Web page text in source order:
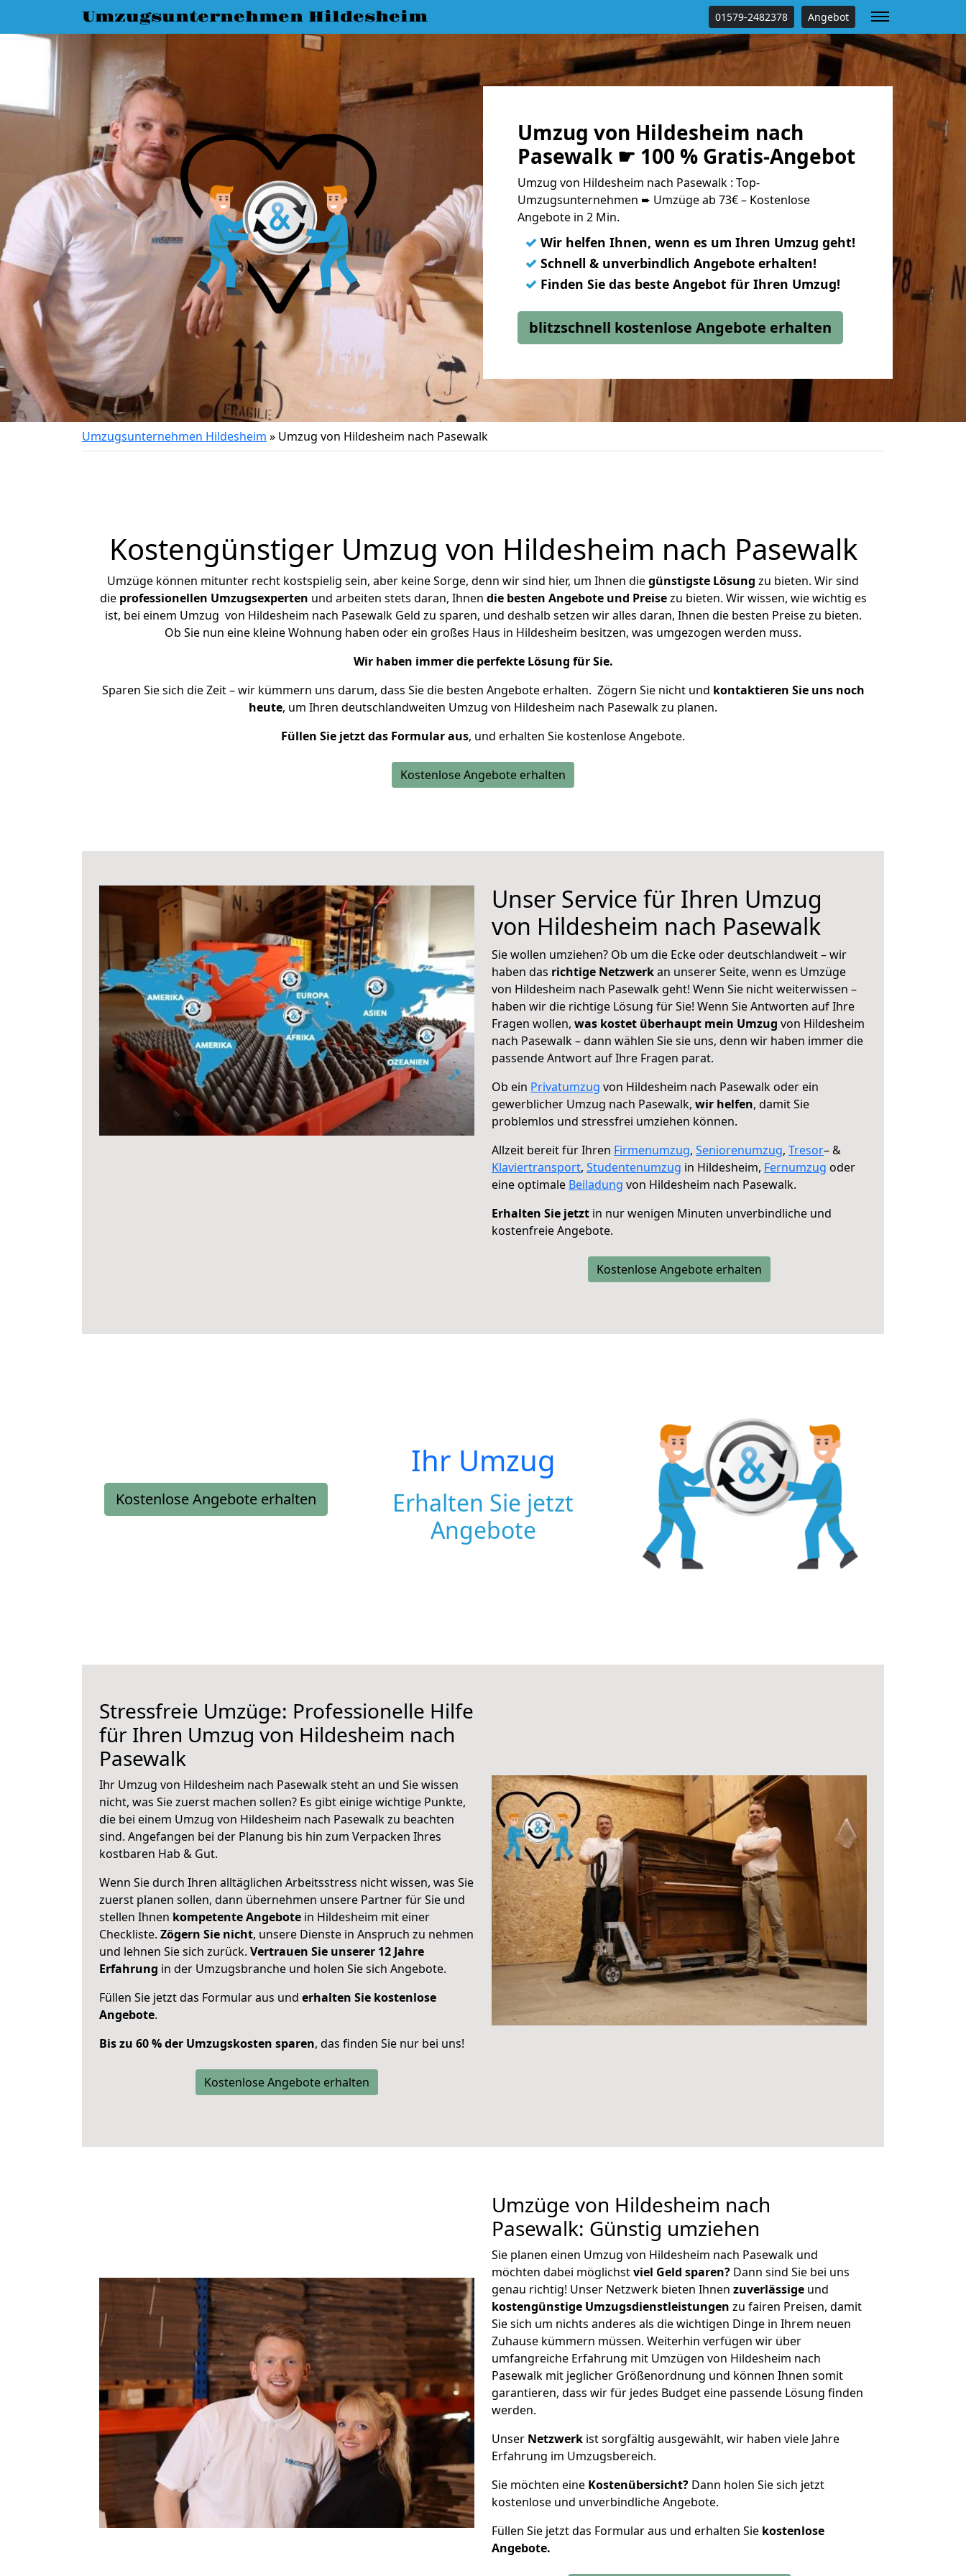
Umzugsunternehmen Hildesheim 01579-2482378 Angebot
Umzug von Hildesheim nach
Pasewalk ☛ 100 % Gratis-Angebot
Umzug von Hildesheim nach Pasewalk : Top-
Umzugsunternehmen ➨ Umzüge ab 73€ – Kostenlose
Angebote in 2 Min.
✓ Wir helfen Ihnen, wenn es um Ihren Umzug geht!
✓ Schnell & unverbindlich Angebote erhalten!
✓ Finden Sie das beste Angebot für Ihren Umzug!
blitzschnell kostenlose Angebote erhalten
Umzugsunternehmen Hildesheim » Umzug von Hildesheim nach Pasewalk
Kostengünstiger Umzug von Hildesheim nach Pasewalk
Umzüge können mitunter recht kostspielig sein, aber keine Sorge, denn wir sind hier, um Ihnen diegünstigste Lösung zu bieten. Wir sind
die professionellen Umzugsexperten und arbeiten stets daran, Ihnen die besten Angebote und Preisezu bieten. Wir wissen, wie wichtig es
ist, bei einem Umzug von Hildesheim nach Pasewalk Geld zu sparen, und deshalb setzen wir alles daran, Ihnen die besten Preise zu bieten.
Ob Sie nun eine kleine Wohnung haben oder ein großes Haus in Hildesheim besitzen, was umgezogen werden muss.
Wir haben immer die perfekte Lösung für Sie.
Sparen Sie sich die Zeit – wir kümmern uns darum, dass Sie die besten Angebote erhalten. Zögern Sie nicht und kontaktieren Sie uns noch
heute, um Ihren deutschlandweiten Umzug von Hildesheim nach Pasewalk zu planen.
Füllen Sie jetzt das Formular aus, und erhalten Sie kostenlose Angebote.
Kostenlose Angebote erhalten
Unser Service für Ihren Umzug
von Hildesheim nach Pasewalk
Sie wollen umziehen? Ob um die Ecke oder deutschlandweit – wir
haben das richtige Netzwerkan unserer Seite, wenn es Umzüge
von Hildesheim nach Pasewalk geht! Wenn Sie nicht weiterwissen –
haben wir die richtige Lösung für Sie! Wenn Sie Antworten auf Ihre
Fragen wollen, was kostet überhaupt mein Umzug von Hildesheim
nach Pasewalk – dann wählen Sie sie uns, denn wir haben immer die
passende Antwort auf Ihre Fragen parat.
Ob ein Privatumzug von Hildesheim nach Pasewalk oder ein
gewerblicher Umzug nach Pasewalk, wir helfen, damit Sie
problemlos und stressfrei umziehen können.
Allzeit bereit für Ihren Firmenumzug, Seniorenumzug, Tresor– &
Klaviertransport, Studentenumzug in Hildesheim, Fernumzug oder
eine optimale Beiladung von Hildesheim nach Pasewalk.
Erhalten Sie jetzt in nur wenigen Minuten unverbindliche und
kostenfreie Angebote.
Kostenlose Angebote erhalten
Kostenlose Angebote erhalten
Ihr Umzug
Erhalten Sie jetzt
Angebote
Stressfreie Umzüge: Professionelle Hilfe
für Ihren Umzug von Hildesheim nach
Pasewalk
Ihr Umzug von Hildesheim nach Pasewalk steht an und Sie wissen
nicht, was Sie zuerst machen sollen? Es gibt einige wichtige Punkte,
die bei einem Umzug von Hildesheim nach Pasewalk zu beachten
sind. Angefangen bei der Planung bis hin zum Verpacken Ihres
kostbaren Hab & Gut.
Wenn Sie durch Ihren alltäglichen Arbeitsstress nicht wissen, was Sie
zuerst planen sollen, dann übernehmen unsere Partner für Sie und
stellen Ihnen kompetente Angebote in Hildesheim mit einer
Checkliste. Zögern Sie nicht, unsere Dienste in Anspruch zu nehmen
und lehnen Sie sich zurück. Vertrauen Sie unserer 12 Jahre
Erfahrung in der Umzugsbranche und holen Sie sich Angebote.
Füllen Sie jetzt das Formular aus und erhalten Sie kostenlose
Angebote.
Bis zu 60 % der Umzugskosten sparen, das finden Sie nur bei uns!
Kostenlose Angebote erhalten
Umzüge von Hildesheim nach
Pasewalk: Günstig umziehen
Sie planen einen Umzug von Hildesheim nach Pasewalk und
möchten dabei möglichstviel Geld sparen? Dann sind Sie bei uns
genau richtig! Unser Netzwerk bieten Ihnen zuverlässige und
kostengünstige Umzugsdienstleistungen zu fairen Preisen, damit
Sie sich um nichts anderes als die wichtigen Dinge in Ihrem neuen
Zuhause kümmern müssen. Weiterhin verfügen wir über
umfangreiche Erfahrung mit Umzügen von Hildesheim nach
Pasewalk mit jeglicher Größenordnung und können Ihnen somit
garantieren, dass wir für jedes Budget eine passende Lösung finden
werden.
Unser Netzwerk ist sorgfältig ausgewählt, wir haben viele Jahre
Erfahrung im Umzugsbereich.
Sie möchten eine Kostenübersicht? Dann holen Sie sich jetzt
kostenlose und unverbindliche Angebote.
Füllen Sie jetzt das Formular aus und erhalten Sie kostenlose
Angebote.